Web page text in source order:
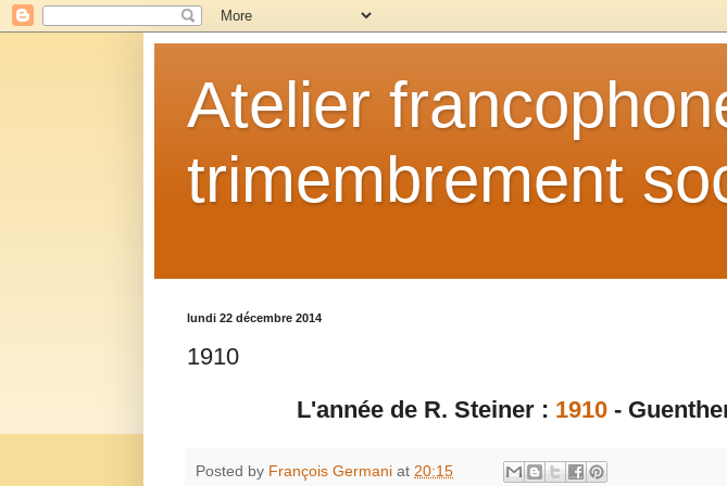
Atelier
trimembrement
lundi 22 décembre 2014
1910
L'année de R. Steiner : 1910-
Posted by François Germani at 20:15